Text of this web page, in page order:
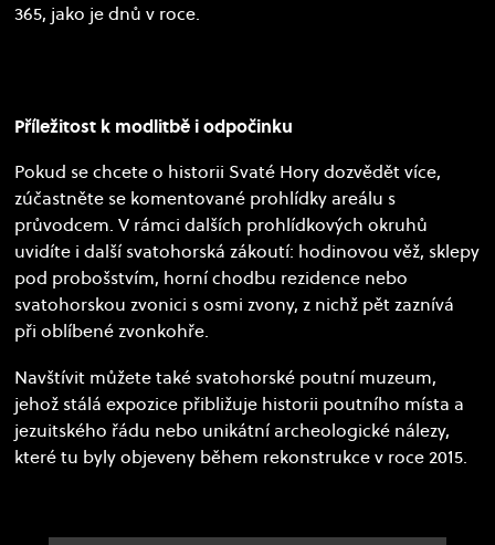
365, jako je dnů v roce.
Příležitost k modlitbě i odpočinku
Pokud se chcete o historii Svaté Hory dozvědět více,
zúčastněte se komentované prohlídky areálu s
průvodcem. V rámci dalších prohlídkových okruhů
uvidíte i další svatohorská zákoutí: hodinovou věž, sklepy
pod probošstvím, horní chodbu rezidence nebo
svatohorskou zvonici s osmi zvony, z nichž pět zaznívá
při oblíbené zvonkohře.
Navštívit můžete také svatohorské poutní muzeum,
jehož stálá expozice přibližuje historii poutního místa a
jezuitského řádu nebo unikátní archeologické nálezy,
které tu byly objeveny během rekonstrukce v roce 2015.